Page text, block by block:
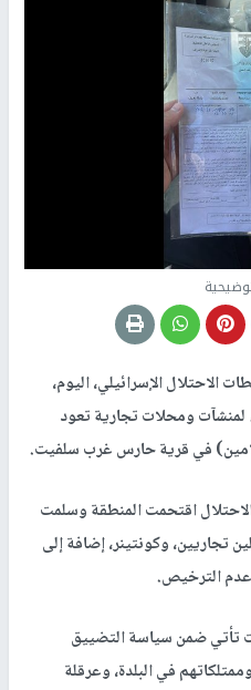
الاحتلال الإسرائيلي، اليوم،
ومحلات تجارية تعود
في قرية حارس غرب سلفيت.
اقتحمت المنطقة وسلمت
تجاريين، وكونتينر، إضافة إلى
عدم الترخيص.
تأتي ضمن سياسة التضييق
في البلدة، وعرقلة